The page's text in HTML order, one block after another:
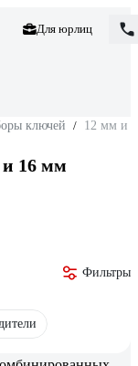
Для юрлиц
ключей / 12 мм и
16 мм
Фильтры